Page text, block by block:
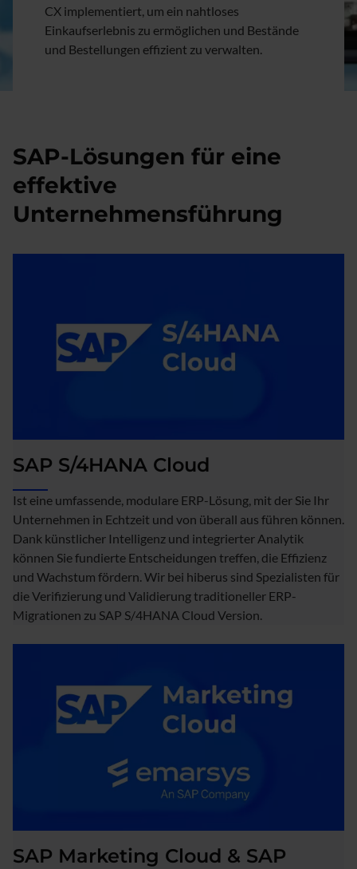
CX implementiert, um ein nahtloses
Einkaufserlebnis zu ermöglichen und Bestände
und Bestellungen effizient zu verwalten.
SAP-Lösungen für eine
effektive
Unternehmensführung
SAP S/4HANA Cloud
Ist eine umfassende, modulare ERP-Lösung, mit der Sie Ihr
Unternehmen in Echtzeit und von überall aus führen können.
Dank künstlicher Intelligenz und integrierter Analytik
können Sie fundierte Entscheidungen treffen, die Effizienz
und Wachstum fördern. Wir bei hiberus sind Spezialisten für
die Verifizierung und Validierung traditioneller ERP-
Migrationen zu SAP S/4HANA Cloud Version.
SAP Marketing Cloud & SAP